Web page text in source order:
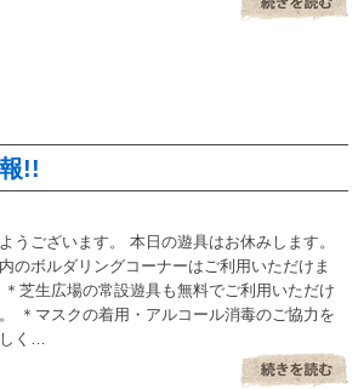
!!
うございます。 本日の遊具はお休みします。
のボルダリングコーナーはご利用いただけま
芝生広場の常設遊具も無料でご利用いただけ
＊マスクの着用・アルコール消毒のご協力を
く…